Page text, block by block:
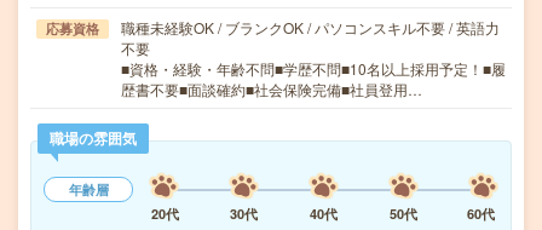
応募資格
職種未経験OK / ブランクOK / パソコンスキル不要 / 英語力
不要
■資格・経験・年齢不問■学歴不問■10名以上採用予定！■履
歴書不要■面談確約■社会保険完備■社員登用…
職場の雰囲気
年齢層
20代
30代 40代 50代
60代